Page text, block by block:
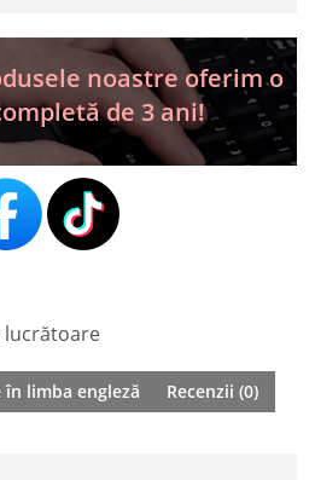
noastre oferim o
de 3 ani!
lucrătoare
în limba engleză
Recenzii (0)